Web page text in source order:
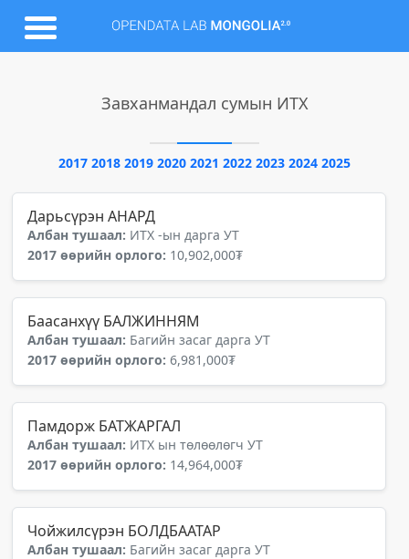
Завханмандал сумын ИТХ
2017 2018 2019 2020 2021 2022 2023 2024 2025
Дарьсүрэн АНАРД
Албан тушаал: ИТХ -ын дарга УТ
2017 өөрийн орлого: 10,902,000₮
Баасанхүү БАЛЖИННЯМ
Албан тушаал: Багийн засаг дарга УТ
2017 өөрийн орлого: 6,981,000₮
Памдорж БАТЖАРГАЛ
Албан тушаал: ИТХ ын төлөөлөгч УТ
2017 өөрийн орлого: 14,964,000₮
Чойжилсүрэн БОЛДБААТАР
Албан тушаал: Багийн засаг дарга УТ